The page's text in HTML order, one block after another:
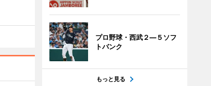
プロ野球・西武２―５ソフ
トバンク
もっと見る